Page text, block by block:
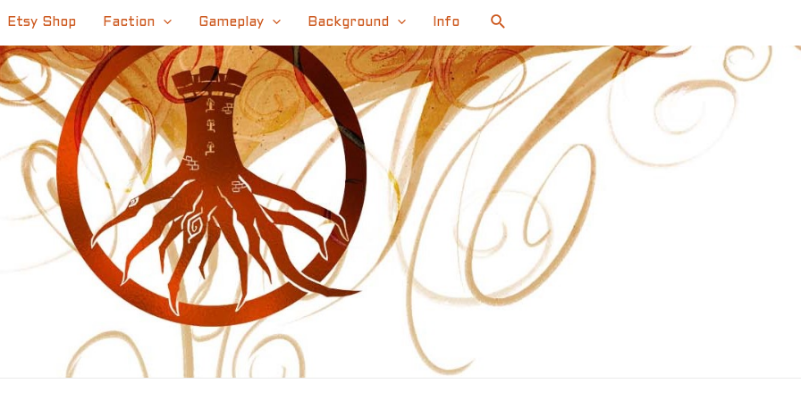
Etsy Shop Faction Gameplay Background Info Search